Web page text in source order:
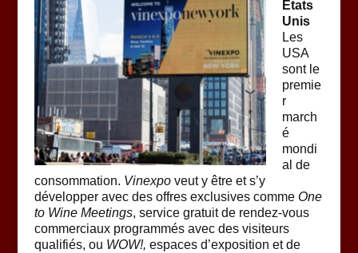
États
Unis
Les
USA
sont le
premie
r
march
é
mondi
al de
consommation. Vinexpoveut y être et s’y
développer avec des offres exclusives comme One
to Wine Meetings, service gratuit de rendez-vous
commerciaux programmés avec des visiteurs
qualifiés, ou WOW!, espaces d’exposition et de